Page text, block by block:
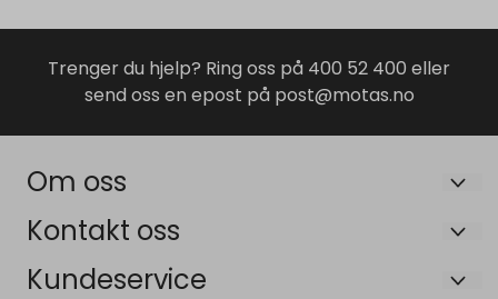
Trenger du hjelp? Ring oss på 400 52 400 eller
send oss en epost på post@motas.no
Om oss
Maskin og Tilhengersenteret AS
Kontakt oss
Om oss
Kundeservice